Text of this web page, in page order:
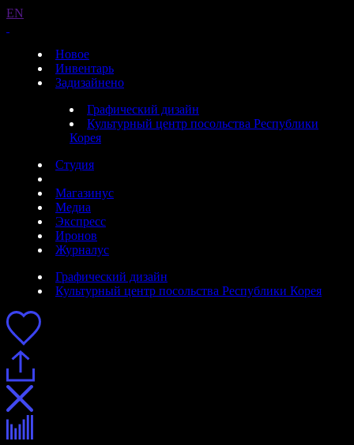
EN
Новое
Инвентарь
Задизайнено
Графический дизайн
Культурный центр посольства Республики
Корея
Студия
Магазинус
Медиа
Экспресс
Иронов
Журналус
Графический дизайн
Культурный центр посольства Республики Корея